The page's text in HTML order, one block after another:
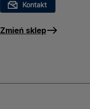
Kontakt
Zmień sklep